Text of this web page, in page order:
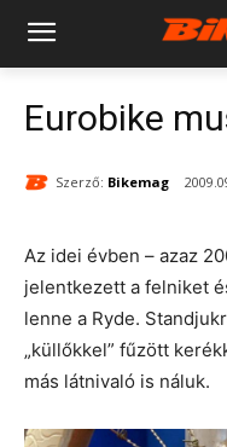
Eurobike
Szerző: Bikemag
Az idei évben – azaz
jelentkezett a felniket
lenne a Ryde.
„küllőkkel” fűzött
más látnivaló is náluk.